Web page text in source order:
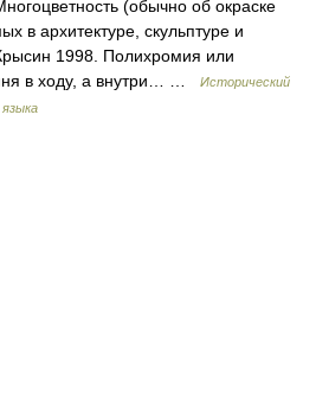
(обычно об окраске
в архитектуре, скульптуре и
1998. Полихромия или
в ходу, а внутри… …
Исторический
языка